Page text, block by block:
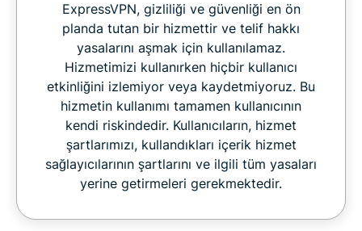
ExpressVPN, gizliliği ve güvenliği en ön
planda tutan bir hizmettir ve telif hakkı
yasalarını aşmak için kullanılamaz.
Hizmetimizi kullanırken hiçbir kullanıcı
etkinliğini izlemiyor veya kaydetmiyoruz. Bu
hizmetin kullanımı tamamen kullanıcının
kendi riskindedir. Kullanıcıların, hizmet
şartlarımızı, kullandıkları içerik hizmet
sağlayıcılarının şartlarını ve ilgili tüm yasaları
yerine getirmeleri gerekmektedir.